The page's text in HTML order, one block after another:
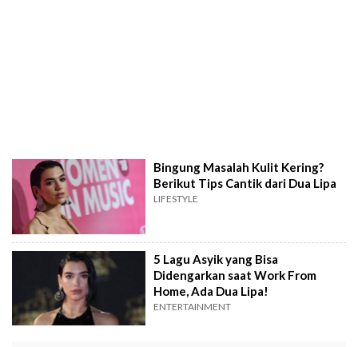
Bingung Masalah Kulit Kering?
Berikut Tips Cantik dari Dua Lipa
LIFESTYLE
5 Lagu Asyik yang Bisa
Didengarkan saat Work From
Home, Ada Dua Lipa!
ENTERTAINMENT